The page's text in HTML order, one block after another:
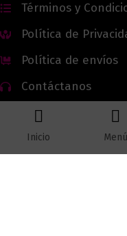
Términos y
Política de
Política de envíos
Contáctanos
Todos los derechos
Inicio Menú